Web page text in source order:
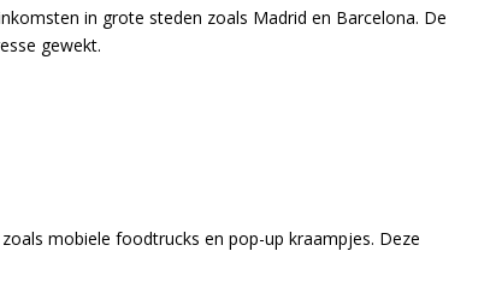
in grote steden zoals Madrid en Barcelona. De
gewekt.
mobiele foodtrucks en pop-up kraampjes. Deze